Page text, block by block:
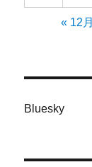
« 12月
Bluesky